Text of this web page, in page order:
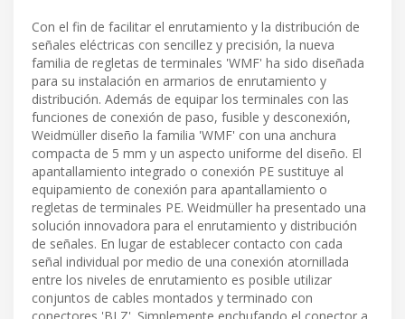
Con el fin de facilitar el enrutamiento y la distribución de
señales eléctricas con sencillez y precisión, la nueva
familia de regletas de terminales 'WMF' ha sido diseñada
para su instalación en armarios de enrutamiento y
distribución. Además de equipar los terminales con las
funciones de conexión de paso, fusible y desconexión,
Weidmüller diseño la familia 'WMF' con una anchura
compacta de 5 mm y un aspecto uniforme del diseño. El
apantallamiento integrado o conexión PE sustituye al
equipamiento de conexión para apantallamiento o
regletas de terminales PE. Weidmüller ha presentado una
solución innovadora para el enrutamiento y distribución
de señales. En lugar de establecer contacto con cada
señal individual por medio de una conexión atornillada
entre los niveles de enrutamiento es posible utilizar
conjuntos de cables montados y terminado con
conectores 'BLZ'. Simplemente enchufando el conector a